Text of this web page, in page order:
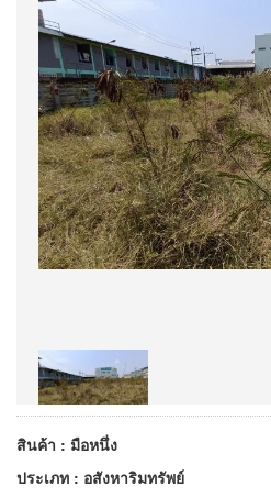
สินค้า : มือหนึ่ง
ประเภท : อสังหาริมทรัพย์